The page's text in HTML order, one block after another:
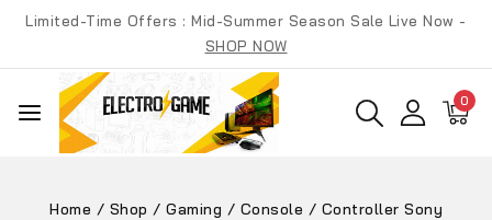
SkipLimited-Time Offers : Mid-Summer Season Sale Live Now -
SHOP NOW
0
Home / Shop / Gaming / Console / Controller Sony